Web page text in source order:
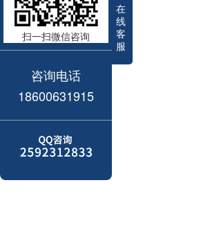
在
线
客
服
扫一扫微信咨询
咨询电话
18600631915